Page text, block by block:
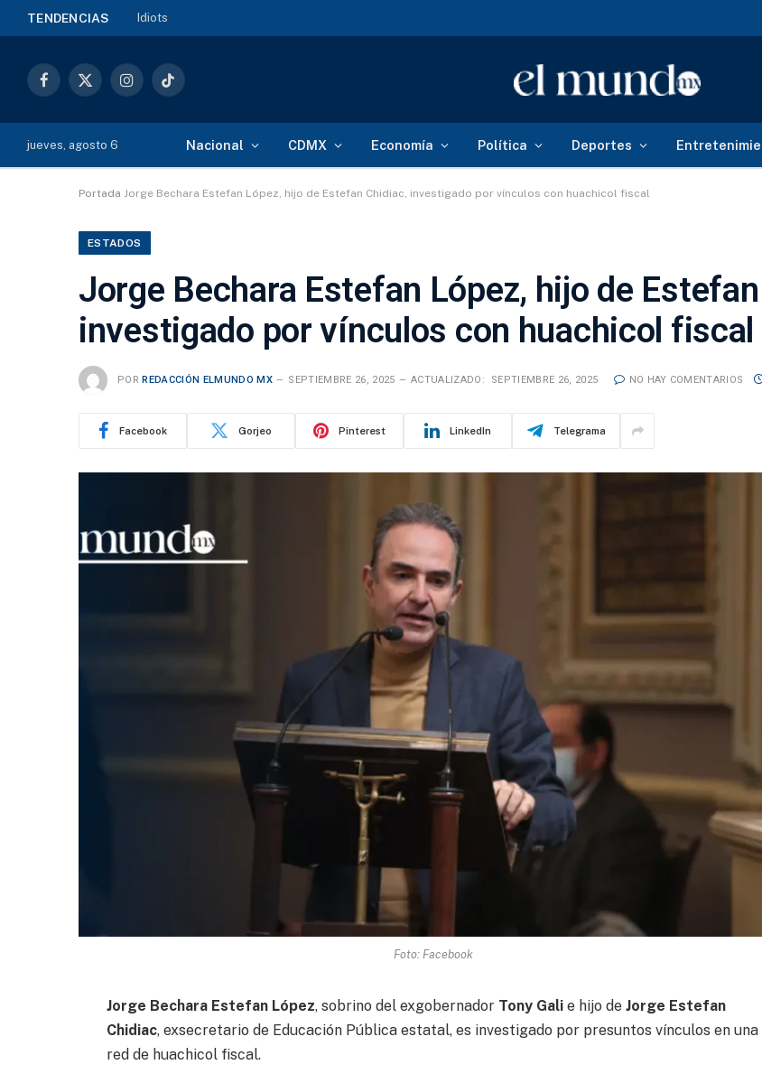
TENDENCIAS Idiots
Facebook
X
InstagramTikTok
jueves, agosto 6 Nacional CDMX Economía Política Deportes
Portada Jorge Bechara Estefan López, hijo de Estefan Chidiac, investigado por vínculos con huachicol fiscal
ESTADOS
Jorge Bechara Estefan López, hijo de
investigado por vínculos con huachicol fiscal
POR REDACCIÓN ELMUNDO MX SEPTIEMBRE 26, 2025 ACTUALIZADO: SEPTIEMBRE 26, 2025 NO HAY COMENTARIOS
Facebook Gorjeo Pinterest LinkedIn Telegrama
Foto: Facebook
Jorge Bechara Estefan López, sobrino del exgobernador Tony Galie hijo de Jorge Estefan
Chidiac, exsecretario de Educación Pública estatal, es investigado por presuntos vínculos en una
red de huachicol fiscal.